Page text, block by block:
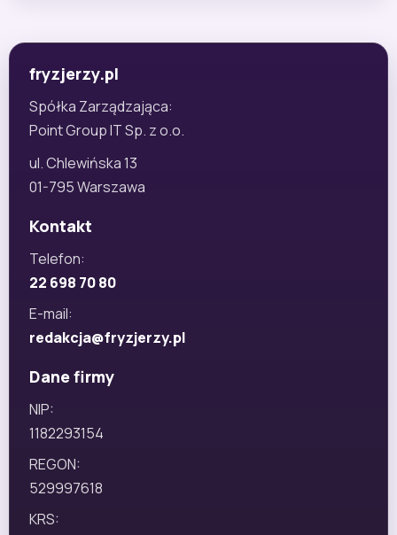
fryzjerzy.pl
Spółka Zarządzająca:
Point Group IT Sp. z o.o.
ul. Chlewińska 13
01-795 Warszawa
Kontakt
Telefon:
22 698 70 80
E-mail:
redakcja@fryzjerzy.pl
Dane firmy
NIP:
1182293154
REGON:
529997618
KRS: